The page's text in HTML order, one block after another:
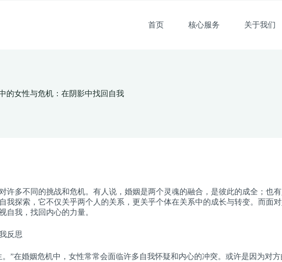
首页 核心服务 关于我们
的女性与危机：在阴影中找回自我
许多不同的挑战和危机。有人说，婚姻是两个灵魂的融合，是彼此的成全；也
我探索，它不仅关乎两个人的关系，更关乎个体在关系中的成长与转变。而面
自我，找回内心的力量。
反思
”在婚姻危机中，女性常常会面临许多自我怀疑和内心的冲突。或许是因为对